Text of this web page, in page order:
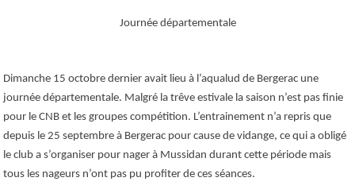
Journée départementale
Dimanche 15 octobre dernier avait lieu à l’aqualud de Bergerac une
journée départementale. Malgré la trêve estivale la saison n’est pas finie
pour le CNB et les groupes compétition. L’entrainement n’a repris que
depuis le 25 septembre à Bergerac pour cause de vidange, ce qui a obligé
le club a s’organiser pour nager à Mussidan durant cette période mais
tous les nageurs n’ont pas pu profiter de ces séances.